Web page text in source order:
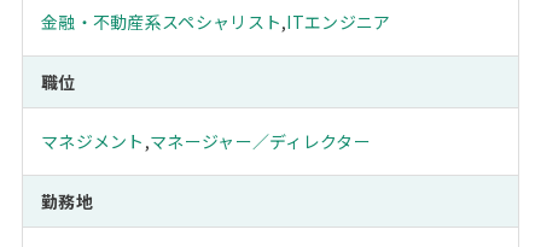
金融・不動産系スペシャリスト,ITエンジニア
職位
マネジメント ,マネージャー／ディレクター
勤務地